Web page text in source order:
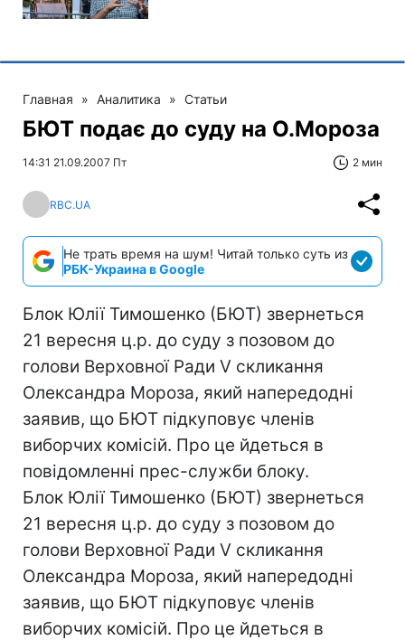
Главная » Аналитика » Статьи
БЮТ подає до суду на О.Мороза
14:31 21.09.2007 Пт 2 мин
RBC.UA
Не трать время на шум! Читай только суть из
РБК-Украина в Google
Блок Юлії Тимошенко (БЮТ) звернеться
21 вересня ц.р. до суду з позовом до
голови Верховної Ради V скликання
Олександра Мороза, який напередодні
заявив, що БЮТ підкуповує членів
виборчих комісій. Про це йдеться в
повідомленні прес-служби блоку.
Блок Юлії Тимошенко (БЮТ) звернеться
21 вересня ц.р. до суду з позовом до
голови Верховної Ради V скликання
Олександра Мороза, який напередодні
заявив, що БЮТ підкуповує членів
виборчих комісій. Про це йдеться в